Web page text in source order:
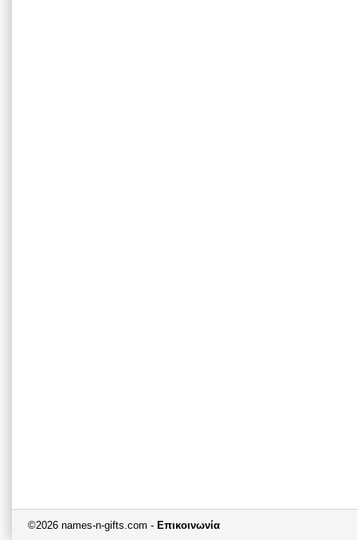
©2026 names-n-gifts.com - Επικοινωνία